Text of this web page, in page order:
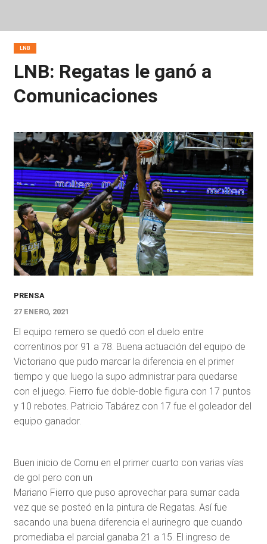
LNB
LNB: Regatas le ganó a
Comunicaciones
PRENSA
27 ENERO, 2021
El equipo remero se quedó con el duelo entre
correntinos por 91 a 78. Buena actuación del equipo de
Victoriano que pudo marcar la diferencia en el primer
tiempo y que luego la supo administrar para quedarse
con el juego. Fierro fue doble-doble figura con 17 puntos
y 10 rebotes. Patricio Tabárez con 17 fue el goleador del
equipo ganador.
Buen inicio de Comu en el primer cuarto con varias vías
de gol pero con un
Mariano Fierro que puso aprovechar para sumar cada
vez que se posteó en la pintura de Regatas. Así fue
sacando una buena diferencia el aurinegro que cuando
promediaba el parcial ganaba 21 a 15. El ingreso de